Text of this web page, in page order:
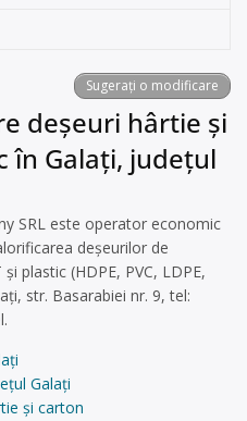
Sugerați o modificare
deșeuri hârtie și
în Galați, județul
SRL este operator economic
deșeurilor de
plastic (HDPE, PVC, LDPE,
str. Basarabiei nr. 9, tel:
Galați
și carton